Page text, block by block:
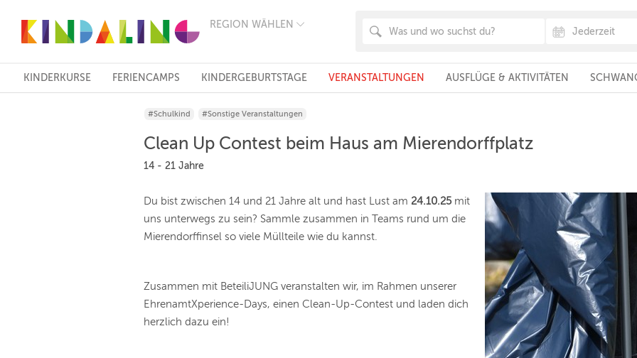
REGION WÄHLEN
FRANKFURT
KÖLN
STUTTGART
ESSEN
HANNOVER
WIEN
ZÜRICH
ANDERE
REGIONEN
KINDERKURSE FERIENCAMPS KINDERGEBURTSTAGE VERANSTALTUNGEN AUSFLÜGE & AKTIVITÄTEN
#Schulkind #Sonstige Veranstaltungen
Clean Up Contest beim Haus am Mierendorffplatz
14 - 21 Jahre
Du bist zwischen 14 und 21 Jahre alt und hast Lust am 24.10.25 mit
uns unterwegs zu sein? Sammle zusammen in Teams rund um die
Mierendorffinsel so viele Müllteile wie du kannst.
Zusammen mit BeteiliJUNG veranstalten wir, im Rahmen unserer
EhrenamtXperience-Days, einen Clean-Up-Contest und laden dich
herzlich dazu ein!